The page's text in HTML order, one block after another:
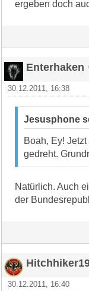
ergeben doch
Enterhaken
30.12.2011, 16:38
Jesusphone
Boah, Ey!
gedreht.
Natürlich. Auch
der
30.12.2011, 16:40